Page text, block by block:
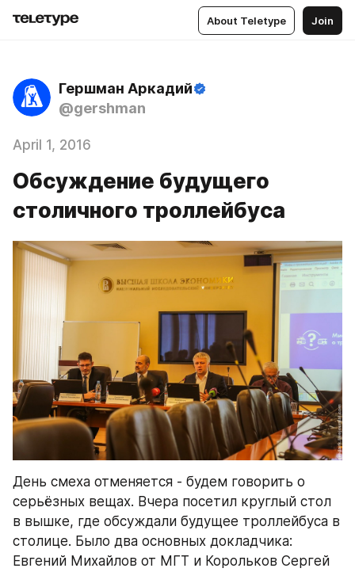
About Teletype Join
Гершман Аркадий
@gershman
April 1, 2016
Обсуждение будущего
столичного троллейбуса
День смеха отменяется - будем говорить о
серьёзных вещах. Вчера посетил круглый стол
в вышке, где обсуждали будущее троллейбуса в
столице. Было два основных докладчика:
Евгений Михайлов от МГТ и Корольков Сергей